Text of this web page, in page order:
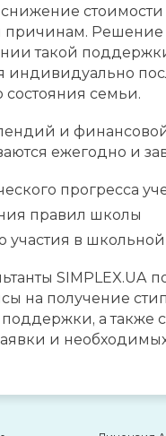
стоимости
Решение
такой
индивидуально
состояния семьи.
и
ежегодно и
прогресса
правил школы
участия в
SIMPLEX.UA
на получение
а также
и